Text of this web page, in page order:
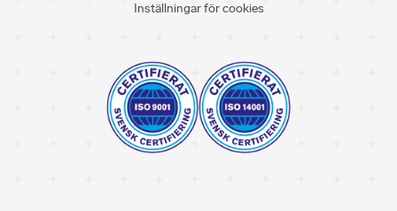
Inställningar för cookies